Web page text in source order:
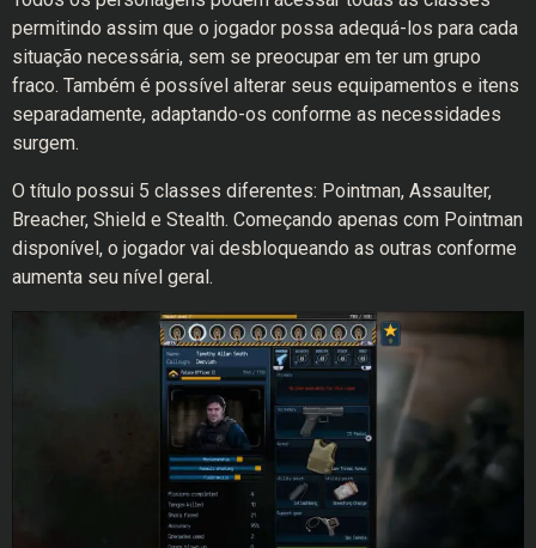
permitindo assim que o jogador possa adequá-los para cada
situação necessária, sem se preocupar em ter um grupo
fraco. Também é possível alterar seus equipamentos e itens
separadamente, adaptando-os conforme as necessidades
surgem.
O título possui 5 classes diferentes: Pointman, Assaulter,
Breacher, Shield e Stealth. Começando apenas com Pointman
disponível, o jogador vai desbloqueando as outras conforme
aumenta seu nível geral.